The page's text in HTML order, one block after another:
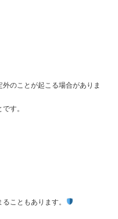
のことが起こる場合がありま
す。
こともあります。